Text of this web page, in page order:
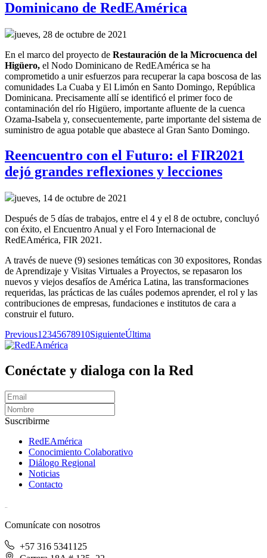
Dominicano de RedEAmérica
jueves, 28 de octubre de 2021
En el marco del proyecto de Restauración de la Microcuenca del
Higüero, el Nodo Dominicano de RedEAmérica se ha
comprometido a unir esfuerzos para recuperarla capa boscosa de las
comunidades La Cuaba y El Limón en Santo Domingo, República
Dominicana. Precisamente allíse identificó el primer foco de
contaminación del río Higüero, importante afluente de la cuenca
Ozama-Isabela y, consecuentemente, parte importante del sistema de
suministro de agua potable que abastece al Gran Santo Domingo.
Reencuentro con el Futuro: el FIR2021
dejó grandes reflexiones y lecciones
jueves, 14 de octubre de 2021
Después de 5 días de trabajos, entre el 4 y el 8 de octubre, concluyó
con éxito, el Encuentro Anual y el Foro Internacional de
RedEAmérica, FIR 2021.
A través de nueve (9) sesiones temáticas con 30 expositores, Rondas
de Aprendizaje y Visitas Virtuales a Proyectos, se repasaron los
nuevos y viejos desafíos de América Latina, las transformaciones
requeridas, las prácticas de las cuáles podemos aprender, el rol y las
contribuciones de empresas, fundaciones e institutos de cara a
construir el futuro.
Previous1 2345678910SiguienteÚltima
Conéctate y dialoga con la Red
Suscribirme
RedEAmérica
Conocimiento Colaborativo
Diálogo Regional
Noticias
Contacto
Comunícate con nosotros
+57 316 5341125